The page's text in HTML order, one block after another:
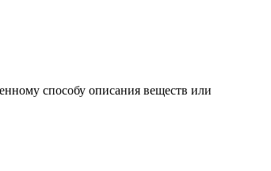
способу описания веществ или